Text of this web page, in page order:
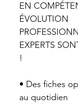
EN
ÉVOLUTION
EXPERTS
!
• Des fiches
au quotidien